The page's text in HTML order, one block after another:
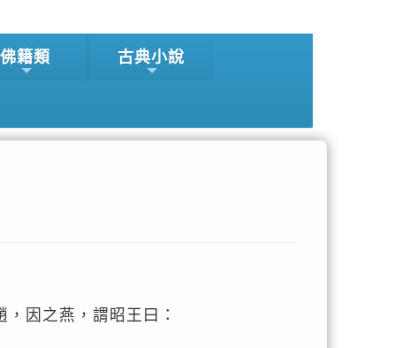
佛籍類 古典小說
因之燕，謂昭王曰：